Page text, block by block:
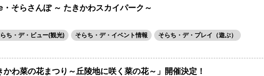
・そらさんぽ ～ たきかわスカイパーク～
ち・デ・ビュー(観光) そらち・デ・イベント情報 そらち・デ・プレイ（遊ぶ）
かわ菜の花まつり～丘陵地に咲く菜の花～」開催決定！